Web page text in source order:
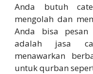
Anda butuh
mengolah dan
Anda bisa
adalah jasa
menawarkan
untuk qurban